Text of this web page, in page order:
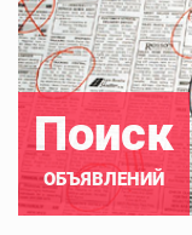
Поиск
ОБЪЯВЛЕНИЙ